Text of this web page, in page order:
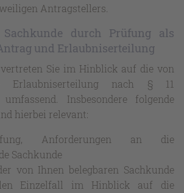
Antragstellers.
durch Prüfung als
und Erlaubniserteilung
Sie im Hinblick auf die von
Erlaubniserteilung nach § 11
umfassend. Insbesondere folgende
hierbei relevant:
Anforderungen an die
Sachkunde
von Ihnen belegbaren Sachkunde
Einzelfall im Hinblick auf die